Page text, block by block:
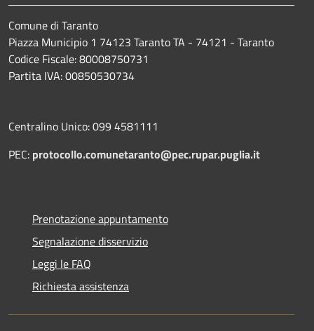
Comune di Taranto
Piazza Municipio 1 74123 Taranto TA - 74121 - Taranto
Codice Fiscale: 80008750731
Partita IVA: 00850530734
Centralino Unico: 099 4581111
PEC: protocollo.comunetaranto@pec.rupar.puglia.it
Prenotazione appuntamento
Segnalazione disservizio
Leggi le FAQ
Richiesta assistenza